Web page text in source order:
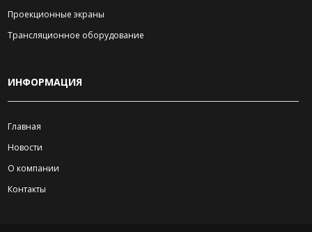
Проекционные экраны
Трансляционное оборудование
ИНФОРМАЦИЯ
Главная
Новости
О компании
Контакты